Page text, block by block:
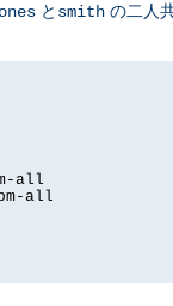
と smith の二人
all
all